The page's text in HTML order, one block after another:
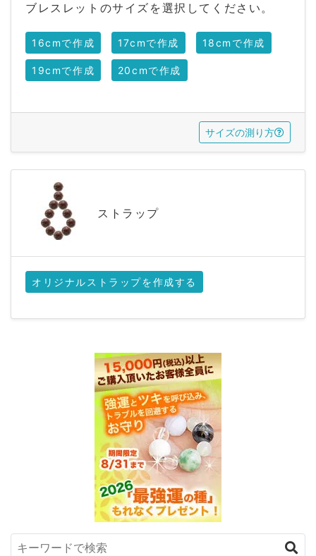
ブレスレットのサイズを選択してください。
16cmで作成 17cmで作成 18cmで作成
19cmで作成 20cmで作成
サイズの測り方
ストラップ
オリジナルストラップを作成する